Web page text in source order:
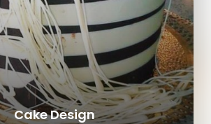
Cake Design